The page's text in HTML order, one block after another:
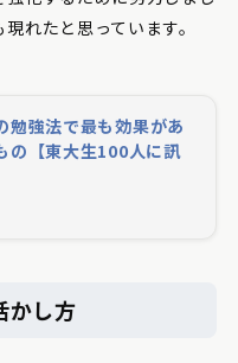
れたと思っています。
勉強法で最も効果があ
の【東大生100人に訊
かし方